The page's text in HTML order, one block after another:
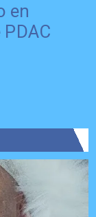
en